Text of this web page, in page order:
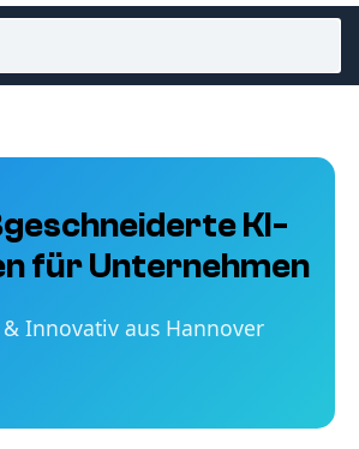
KI-
für Unternehmen
Innovativ aus Hannover